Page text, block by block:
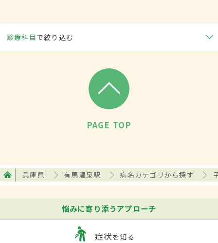
診療科目で絞り込む
PAGE TOP
兵庫県 有馬温泉駅 病名カテゴリから探す
悩みに寄り添うアプローチ
症状を知る